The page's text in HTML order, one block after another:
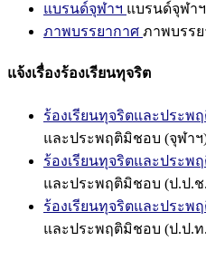
แบรนด์จุฬาฯ แบรนด์จุฬาฯ
ภาพบรรยากาศ ภาพบรร
แจ้งเรื่องร้องเรียนทุจริต
ร้องเรียนทุจริตและประพ
และประพฤติมิชอบ (จุฬาฯ
ร้องเรียนทุจริตและประพ
และประพฤติมิชอบ (ป.ป.ช
ร้องเรียนทุจริตและประพ
และประพฤติมิชอบ (ป.ป.ท